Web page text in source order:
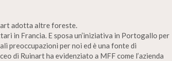
adotta altre foreste.
in Francia. E sposa un’iniziativa in Portogallo per
preoccupazioni per noi ed è una fonte di
di Ruinart ha evidenziato a MFF come l’azienda